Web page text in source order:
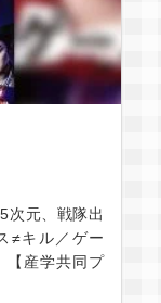
次元、戦隊出
≠キル／ゲー
【産学共同プ